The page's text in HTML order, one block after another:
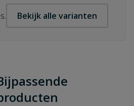
Bekijk alle varianten